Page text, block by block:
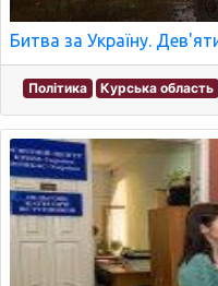
Битва за Україну.
Політика Курська область